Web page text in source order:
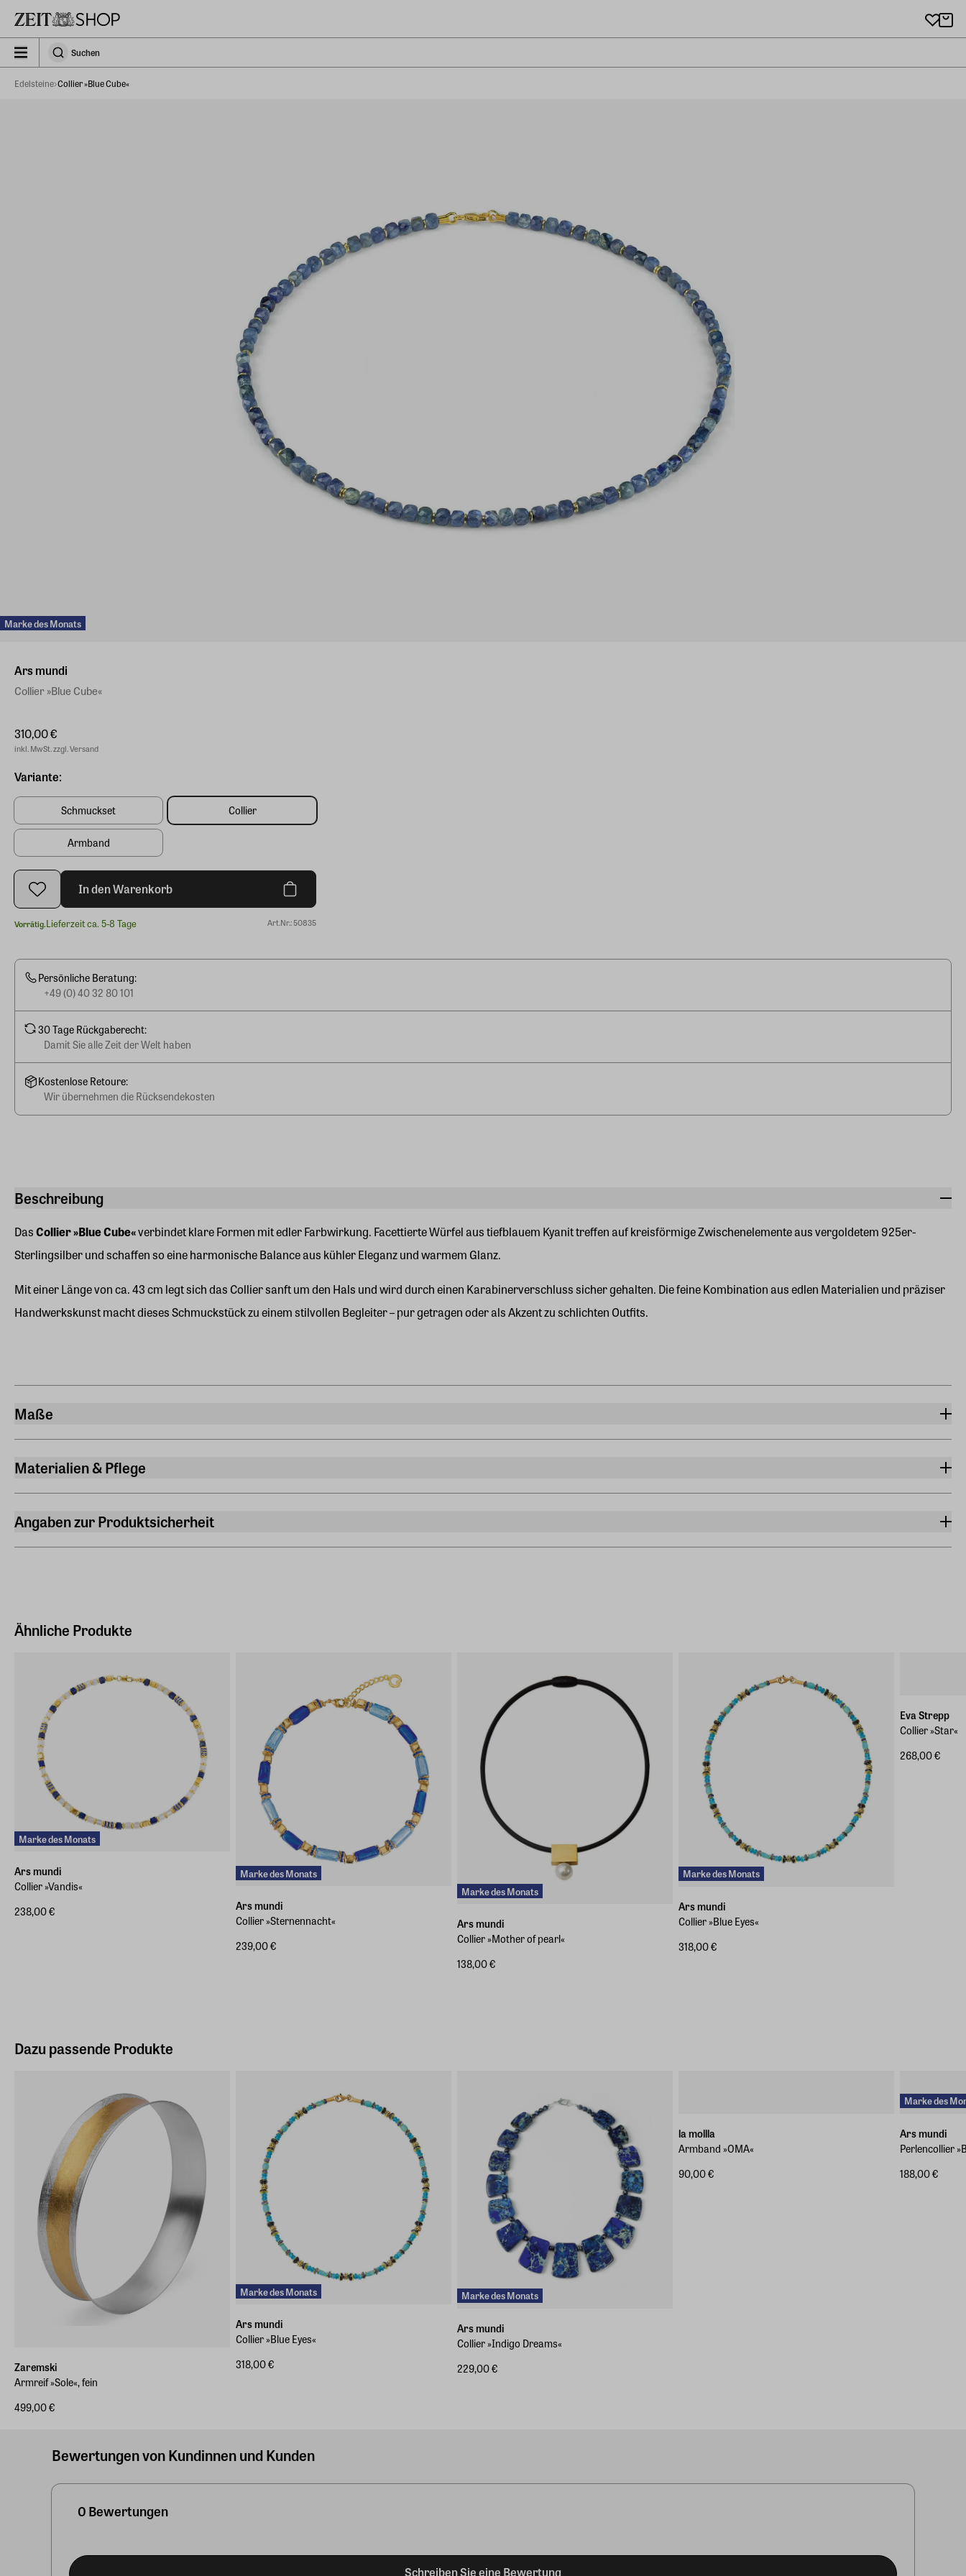
zeit_storefront.components.search.collapsed
SuchenSuchen
Edelsteine Collier »Blue Cube«
Marke des Monats
Beschreibung
DasCollier »Blue Cube«verbindet klare Formen mit edler Farbwirkung. Facettierte Würfel aus tiefblauem Kyanit treffen auf kreisförmige Zwischenelemente aus vergoldetem 925er-
Sterlingsilber und schaffen so eine harmonische Balance aus kühler Eleganz und warmem Glanz.
Mit einer Länge von ca. 43 cm legt sich das Collier sanft um den Hals und wird durch einen Karabinerverschluss sicher gehalten. Die feine Kombination aus edlen Materialien und präziser
Handwerkskunst macht dieses Schmuckstück zu einem stilvollen Begleiter – pur getragen oder als Akzent zu schlichten Outfits.
Maße
Materialien & Pflege
Angaben zur Produktsicherheit
Deutschland (EU)
Ars mundi
Collier »Blue Cube«
310,00 €
inkl. MwSt. zzgl. Versand
Variante:
Schmuckset Collier
Armband
In den Warenkorb
Vorrätig.Lieferzeit ca. 5-8 Tage Art.Nr.: 50835
Persönliche Beratung:
+49 (0) 40 32 80 101
30 Tage Rückgaberecht:
Damit Sie alle Zeit der Welt haben
Kostenlose Retoure:
Wir übernehmen die Rücksendekosten
Ähnliche Produkte
Marke des Monats
Ars mundi
Collier »Vandis«
238,00 €
Marke des Monats
Ars mundi
Collier »Sternennacht«
239,00 €
Marke des Monats
Ars mundi
Collier »Mother of pearl«
138,00 €
Marke des Monats
Ars mundi
Collier »Blue Eyes«
318,00 €
Eva Strepp
Collier »Star«
268,00 €
Dazu passende Produkte
Zaremski
Armreif »Sole«, fein
499,00 €
Marke des Monats
Ars mundi
Collier »Blue Eyes«
318,00 €
Marke des Monats
Ars mundi
Collier »Indigo Dreams«
229,00 €
la mollla
Armband »OMA«
90,00 €
Marke des
Ars mundi
Perlencollier
188,00 €
Bewertungen von Kundinnen und Kunden
0 Bewertungen
Schreiben Sie eine Bewertung